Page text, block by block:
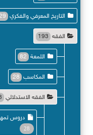
التاريخ المعرفي والفكري
الفقه 193
اللمعة 82
المكاسب 28
الفقه الاستدلالي
دروس
28